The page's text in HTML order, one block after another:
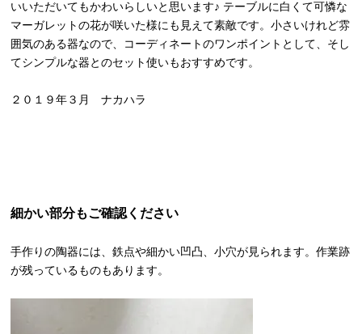
いいただいてもかわいらしいと思います♪ テーブルに白くて可憐な
マーガレットの花が咲いた様にも見えて素敵です。小さいけれど雰
囲気のある器なので、コーディネートのワンポイントとして、そし
てシンプルな器とのセット使いもおすすめです。
２０１９年３月 ナカハラ
細かい部分もご確認ください
手作りの陶器には、鉄点や細かい凹凸、小穴が見られます。作業跡
が残っているものもあります。